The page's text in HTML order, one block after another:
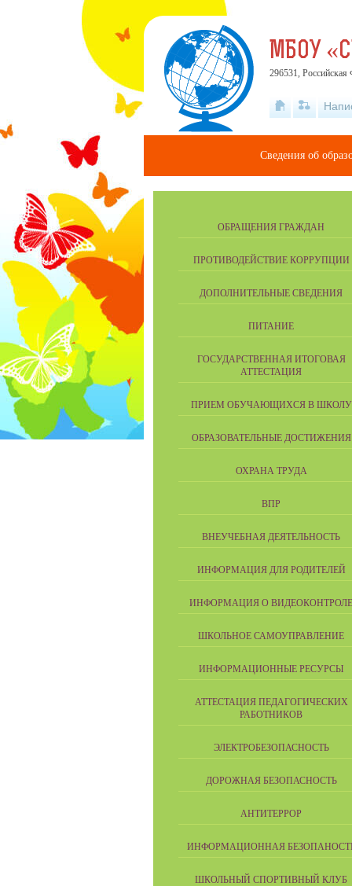
ОБРАЩЕНИЯ ГРАЖДАН
ПРОТИВОДЕЙСТВИЕ КОРРУПЦИИ
ДОПОЛНИТЕЛЬНЫЕ СВЕДЕНИЯ
ПИТАНИЕ
ГОСУДАРСТВЕННАЯ ИТОГОВАЯ
АТТЕСТАЦИЯ
ПРИЕМ ОБУЧАЮЩИХСЯ В ШКОЛУ
ОБРАЗОВАТЕЛЬНЫЕ ДОСТИЖЕНИЯ
ОХРАНА ТРУДА
ВПР
ВНЕУЧЕБНАЯ ДЕЯТЕЛЬНОСТЬ
ИНФОРМАЦИЯ ДЛЯ РОДИТЕЛЕЙ
ИНФОРМАЦИЯ О ВИДЕОКОНТРОЛЕ
ШКОЛЬНОЕ САМОУПРАВЛЕНИЕ
ИНФОРМАЦИОННЫЕ РЕСУРСЫ
АТТЕСТАЦИЯ ПЕДАГОГИЧЕСКИХ
РАБОТНИКОВ
ЭЛЕКТРОБЕЗОПАСНОСТЬ
ДОРОЖНАЯ БЕЗОПАСНОСТЬ
АНТИТЕРРОР
ИНФОРМАЦИОННАЯ
ШКОЛЬНЫЙ СПОРТИВНЫЙ КЛУБ
МБОУ
296531,
Сведения об